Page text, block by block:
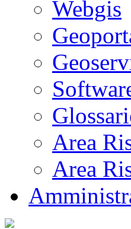
Webgis
Area
Area